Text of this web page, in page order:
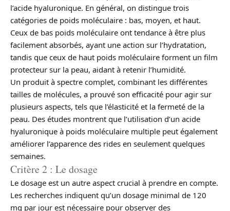
l’acide hyaluronique. En général, on distingue trois
catégories de poids moléculaire : bas, moyen, et haut.
Ceux de bas poids moléculaire ont tendance à être plus
facilement absorbés, ayant une action sur l’hydratation,
tandis que ceux de haut poids moléculaire forment un film
protecteur sur la peau, aidant à retenir l’humidité.
Un produit à spectre complet, combinant les différentes
tailles de molécules, a prouvé son efficacité pour agir sur
plusieurs aspects, tels que l’élasticité et la fermeté de la
peau. Des études montrent que l’utilisation d’un acide
hyaluronique à poids moléculaire multiple peut également
améliorer l’apparence des rides en seulement quelques
semaines.
Critère 2 : Le dosage
Le dosage est un autre aspect crucial à prendre en compte.
Les recherches indiquent qu’un dosage minimal de 120
mg par jour est nécessaire pour observer des